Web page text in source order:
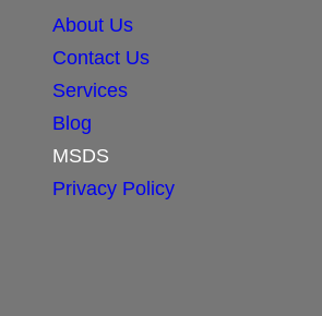
About Us
Contact Us
Services
Blog
MSDS
Privacy Policy